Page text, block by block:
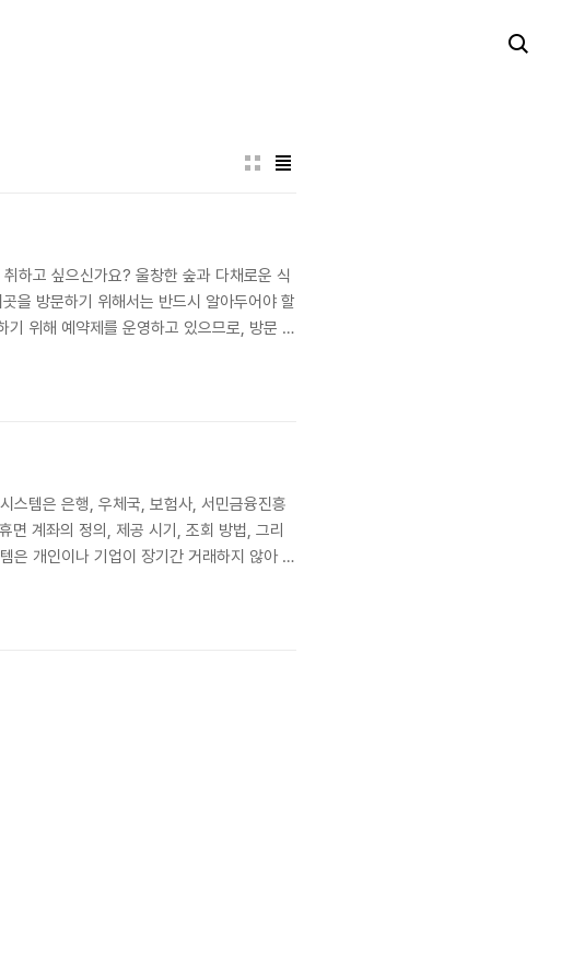
하고 싶으신가요? 울창한 숲과 다채로운 식
을 방문하기 위해서는 반드시 알아두어야 할
위해 예약제를 운영하고 있으므로, 방문 계
스템은 은행, 우체국, 보험사, 서민금융진흥
면 계좌의 정의, 제공 시기, 조회 방법, 그리
은 개인이나 기업이 장기간 거래하지 않아 잊